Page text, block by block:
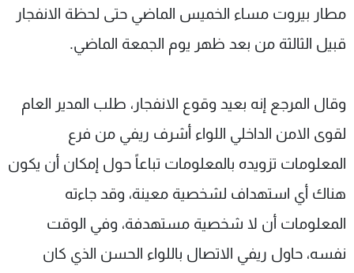
مطار بيروت مساء الخميس الماضي حتى لحظة الانفجار
قبيل الثالثة من بعد ظهر يوم الجمعة الماضي.
وقال المرجع إنه بعيد وقوع الانفجار، طلب المدير العام
لقوى الامن الداخلي اللواء أشرف ريفي من فرع
المعلومات تزويده بالمعلومات تباعاً حول إمكان أن يكون
هناك أي استهداف لشخصية معينة، وقد جاءته
المعلومات أن لا شخصية مستهدفة، وفي الوقت
نفسه، حاول ريفي الاتصال باللواء الحسن الذي كان